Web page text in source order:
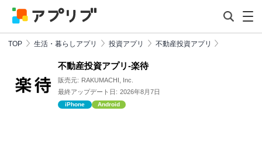
TOP 生活・暮らしアプリ 投資アプリ 不動産投資アプリ
不動産投資アプリ-楽待
販売元: RAKUMACHI, Inc.
最終アップデート日: 2026年8月7日
iPhone Android